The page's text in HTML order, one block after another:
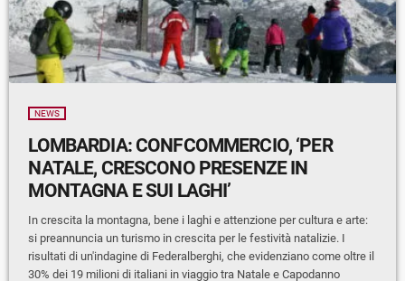
NEWS
LOMBARDIA: CONFCOMMERCIO, ‘PER
NATALE, CRESCONO PRESENZE IN
MONTAGNA E SUI LAGHI’
In crescita la montagna, bene i laghi e attenzione per cultura e arte:
si preannuncia un turismo in crescita per le festività natalizie. I
risultati di un'indagine di Federalberghi, che evidenziano come oltre il
30% dei 19 milioni di italiani in viaggio tra Natale e Capodanno